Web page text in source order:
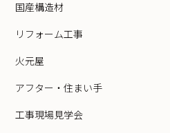
国産構造材
リフォーム工事
火元屋
アフター・住まい手
工事現場見学会